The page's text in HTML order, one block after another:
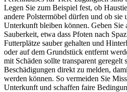
Legen Sie zum Beispiel fest, ob
andere Polstermöbel dürfen und ob sie
Unterkunft bleiben können. Geben Sie
Sauberkeit, etwa dass Pfoten nach
Futterplätze sauber gehalten und
oder auf dem Grundstück entfernt
mit Schäden sollte transparent geregelt
Beschädigungen direkt zu melden,
werden können. So vermeiden Sie
Unterkunft und schaffen faire